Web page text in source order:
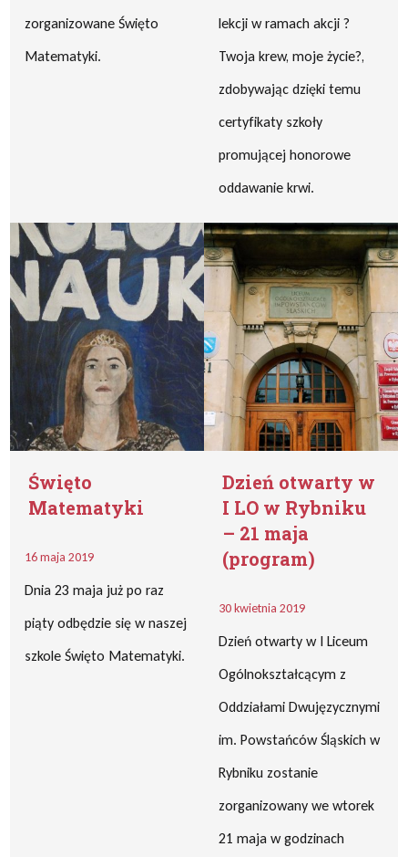
zorganizowane Święto
Matematyki.
lekcji w ramach akcji ?
Twoja krew, moje życie?,
zdobywając dzięki temu
certyfikaty szkoły
promującej honorowe
oddawanie krwi.
Święto
Matematyki
16 maja 2019
Dnia 23 maja już po raz
piąty odbędzie się w naszej
szkole Święto Matematyki.
Dzień otwarty w
I LO w Rybniku
– 21 maja
(program)
30 kwietnia 2019
Dzień otwarty w I Liceum
Ogólnokształcącym z
Oddziałami Dwujęzycznymi
im. Powstańców Śląskich w
Rybniku zostanie
zorganizowany we wtorek
21 maja w godzinach